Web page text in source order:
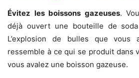
Évitez les boissons gazeuses.
déjà ouvert une bouteille de soda
L’explosion de bulles que vous
ressemble à ce qui se produit dans
vous avalez une boisson gazeuse.